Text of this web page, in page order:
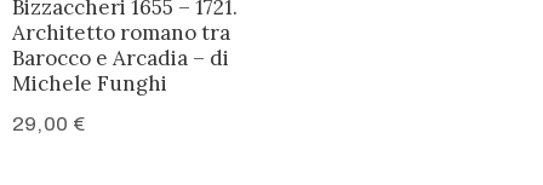
Bizzaccheri 1655 – 1721.
Architetto romano tra
Barocco e Arcadia – di
Michele Funghi
29,00 €